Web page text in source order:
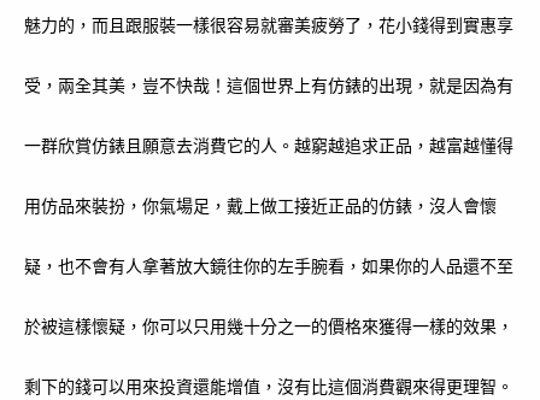
魅力的，而且跟服裝一樣很容易就審美疲勞了，花小錢得到實惠享
受，兩全其美，豈不快哉！這個世界上有仿錶的出現，就是因為有
一群欣賞仿錶且願意去消費它的人。越窮越追求正品，越富越懂得
用仿品來裝扮，你氣場足，戴上做工接近正品的仿錶，沒人會懷
疑，也不會有人拿著放大鏡往你的左手腕看，如果你的人品還不至
於被這樣懷疑，你可以只用幾十分之一的價格來獲得一樣的效果，
剩下的錢可以用來投資還能增值，沒有比這個消費觀來得更理智。